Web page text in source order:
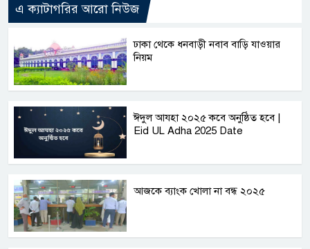
এ ক্যাটাগরির আরো নিউজ
ঢাকা থেকে ধনবাড়ী নবাব বাড়ি যাওয়ার
নিয়ম
ঈদুল আযহা ২০২৫ কবে অনুষ্ঠিত হবে |
Eid UL Adha 2025 Date
আজকে ব্যাংক খোলা না বন্ধ ২০২৫